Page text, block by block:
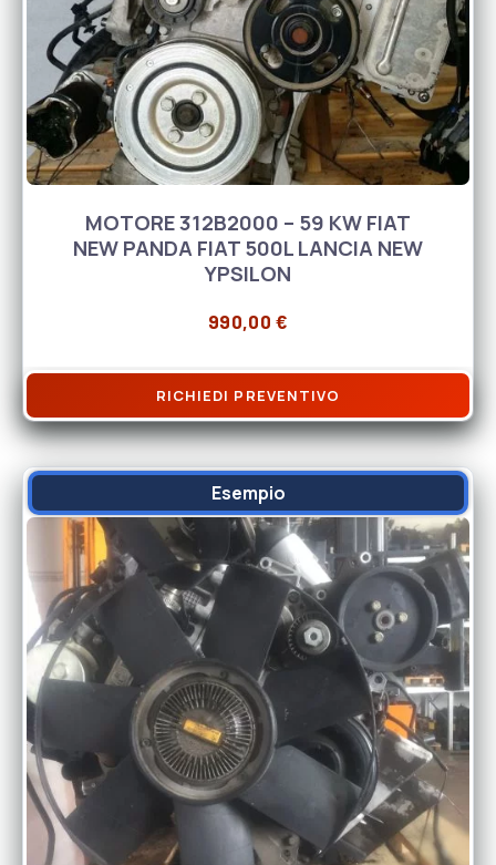
MOTORE 312B2000 – 59 KW FIAT
NEW PANDA FIAT 500L LANCIA NEW
YPSILON
990,00 €
RICHIEDI PREVENTIVO
Esempio